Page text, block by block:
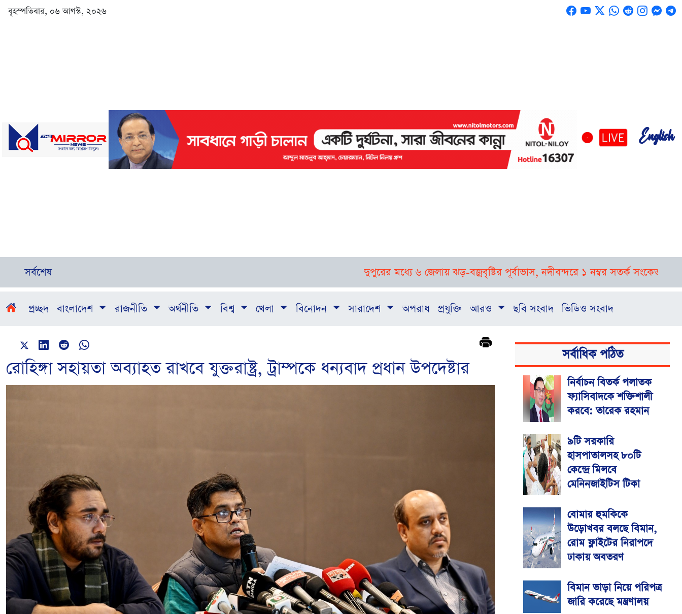
বৃহস্পতিবার, ০৬ আগস্ট, ২০২৬
English
সর্বশেষ দুপুরের মধ্যে ৬ জেলায় ঝড়-বজ্রবৃষ্টির পূর্বাভাস, নদীবন্দরে ১ নম্বর সতর্ক সংকেতরাষ্ট্রপতি
প্রচ্ছদ বাংলাদেশ রাজনীতি অর্থনীতি বিশ্ব খেলা বিনোদন সারাদেশ অপরাধ প্রযুক্তি আরও ছবি সংবাদ ভিডিও সংবাদ
রোহিঙ্গা সহায়তা অব্যাহত রাখবে যুক্তরাষ্ট্র, ট্রাম্পকে ধন্যবাদ প্রধান উপদেষ্টার
সর্বাধিক পঠিত
নির্বাচন বিতর্ক পলাতক
ফ্যাসিবাদকে শক্তিশালী
করবে: তারেক রহমান
৯টি সরকারি
হাসপাতালসহ ৮০টি
কেন্দ্রে মিলবে
মেনিনজাইটিস টিকা
বোমার হুমকিকে
উড়োখবর বলছে বিমান,
রোম ফ্লাইটের নিরাপদে
ঢাকায় অবতরণ
বিমান ভাড়া নিয়ে পরিপত্র
জারি করেছে মন্ত্রণালয়